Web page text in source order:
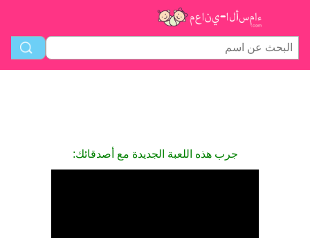
جرب هذه اللعبة الجديدة مع أصدقائك: